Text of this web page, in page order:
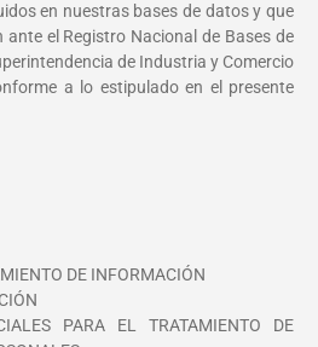
en nuestras bases de datos y que
el Registro Nacional de Bases de
de Industria y Comercio
a lo estipulado en el presente
DE INFORMACIÓN
PARA EL TRATAMIENTO DE